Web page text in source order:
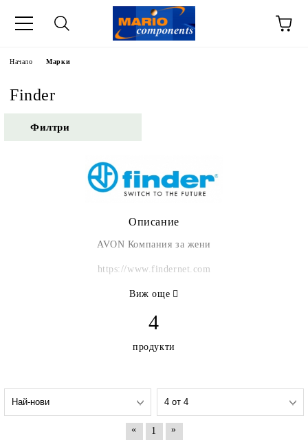
Начало Марки
Finder
Филтри
Описание
AVON Компания за жени
https://www.findernet.com
Виж още
4
продукти
« 1
»